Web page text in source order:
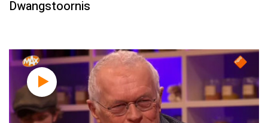
Dwangstoornis